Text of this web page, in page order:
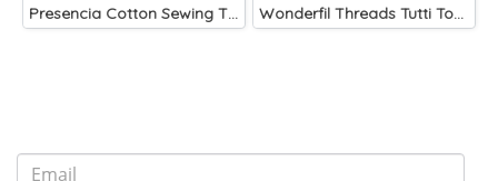
Presencia Cotton Sewing Thread 3-ply 60wt 4882 Yards Grey Wonderfil Threads Tutti Tomato